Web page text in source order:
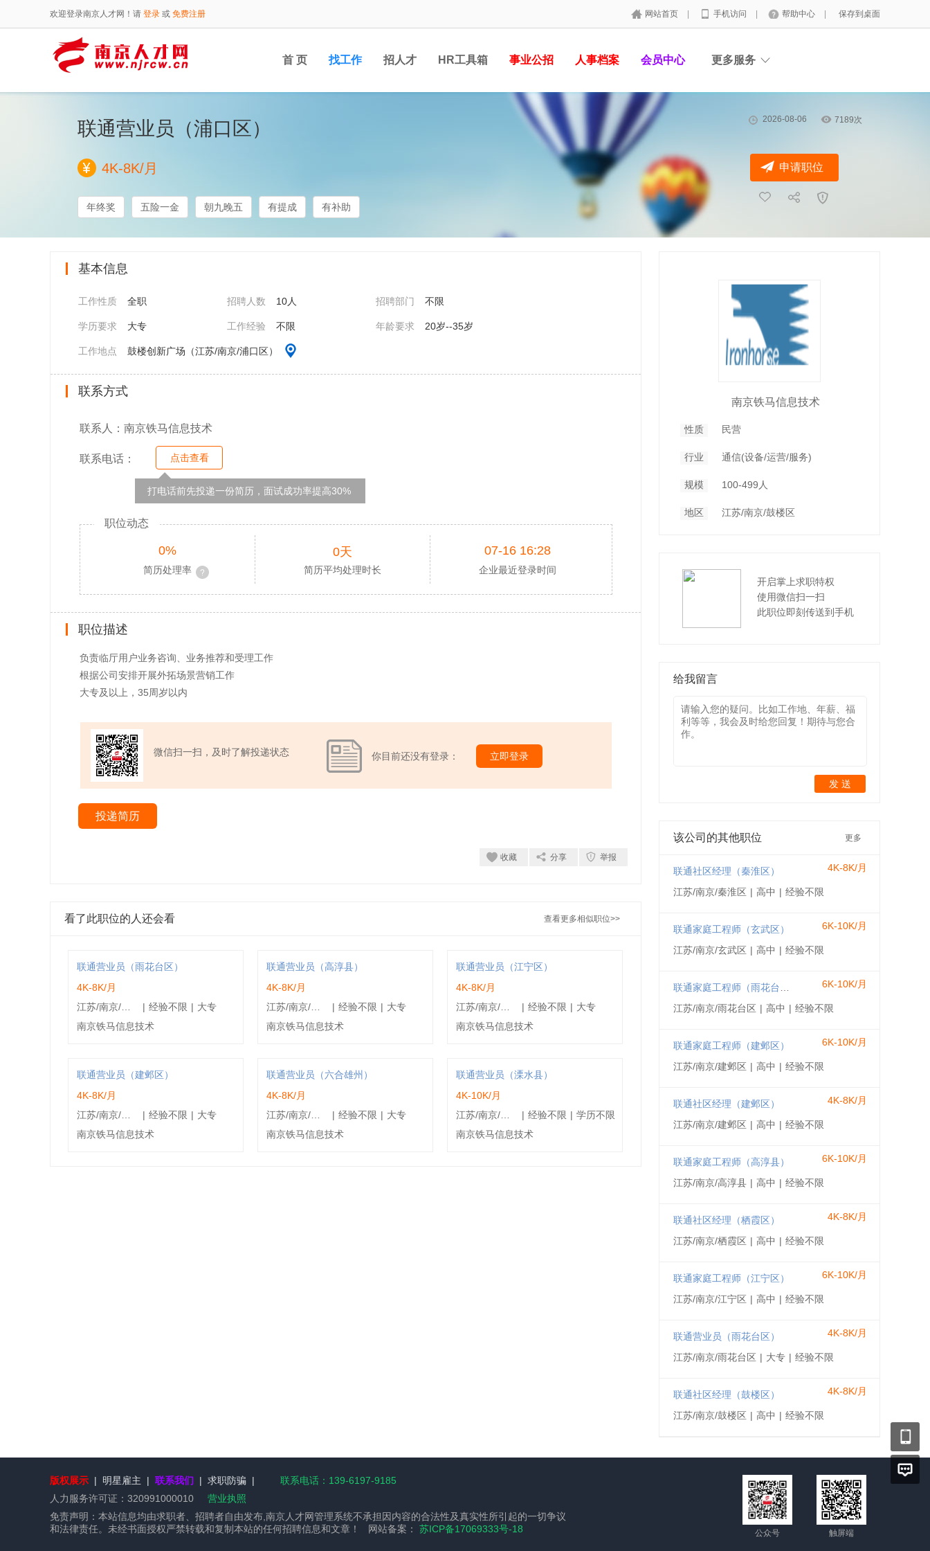
欢迎登录南京人才网！请 登录 或 免费注册 网站首页 手机访问 帮助中心 保存到桌面
首 页 找工作 招人才 HR工具箱 事业公招 人事档案 会员中心 更多服务
2026-08-06 7189次
联通营业员（浦口区）
4K-8K/月
年终奖 五险一金 朝九晚五 有提成 有补助
申请职位
基本信息
工作性质 全职 招聘人数 10人 招聘部门 不限
学历要求 大专 工作经验 不限 年龄要求 20岁--35岁
工作地点 鼓楼创新广场（江苏/南京/浦口区）
联系方式
联系人：南京铁马信息技术
联系电话： 点击查看
打电话前先投递一份简历，面试成功率提高30%
职位动态
0%
简历处理率
0天
简历平均处理时长
07-16 16:28
企业最近登录时间
职位描述
负责临厅用户业务咨询、业务推荐和受理工作
根据公司安排开展外拓场景营销工作
大专及以上，35周岁以内
微信扫一扫，及时了解投递状态 你目前还没有登录： 立即登录
投递简历
收藏 分享 举报
看了此职位的人还会看 查看更多相似职位>>
联通营业员（雨花台区）
4K-8K/月
| 经验不限 | 大专
南京铁马信息技术
联通营业员（高淳县）
4K-8K/月
| 经验不限 | 大专
南京铁马信息技术
联通营业员（江宁区）
4K-8K/月
| 经验不限 | 大专
南京铁马信息技术
联通营业员（建邺区）
4K-8K/月
| 经验不限 | 大专
南京铁马信息技术
联通营业员（六合雄州）
4K-8K/月
| 经验不限 | 大专
南京铁马信息技术
联通营业员（溧水县）
4K-10K/月
| 经验不限 | 学历不限
南京铁马信息技术
南京铁马信息技术
性质 民营
行业 通信(设备/运营/服务)
规模 100-499人
地区 江苏/南京/鼓楼区
开启掌上求职特权
使用微信扫一扫
此职位即刻传送到手机
给我留言
发 送
该公司的其他职位 更多
联通社区经理（秦淮区） 4K-8K/月
江苏/南京/秦淮区 | 高中 | 经验不限
联通家庭工程师（玄武区） 6K-10K/月
江苏/南京/玄武区 | 高中 | 经验不限
6K-10K/月
江苏/南京/雨花台区 | 高中 | 经验不限
联通家庭工程师（建邺区） 6K-10K/月
江苏/南京/建邺区 | 高中 | 经验不限
联通社区经理（建邺区） 4K-8K/月
江苏/南京/建邺区 | 高中 | 经验不限
联通家庭工程师（高淳县） 6K-10K/月
江苏/南京/高淳县 | 高中 | 经验不限
联通社区经理（栖霞区） 4K-8K/月
江苏/南京/栖霞区 | 高中 | 经验不限
联通家庭工程师（江宁区） 6K-10K/月
江苏/南京/江宁区 | 高中 | 经验不限
联通营业员（雨花台区） 4K-8K/月
江苏/南京/雨花台区 | 大专 | 经验不限
联通社区经理（鼓楼区） 4K-8K/月
江苏/南京/鼓楼区 | 高中 | 经验不限
版权展示 | 明星雇主 | 联系我们 | 求职防骗 |
联系电话：139-6197-9185
人力服务许可证： 320991000010
营业执照
免责声明：本站信息均由求职者、招聘者自由发布,南京人才网管理系统不承担因内容的合法性及真实性所引起的一切争议
和法律责任。未经书面授权严禁转载和复制本站的任何招聘信息和文章！ 网站备案： 苏ICP备17069333号-18 公众号 触屏端